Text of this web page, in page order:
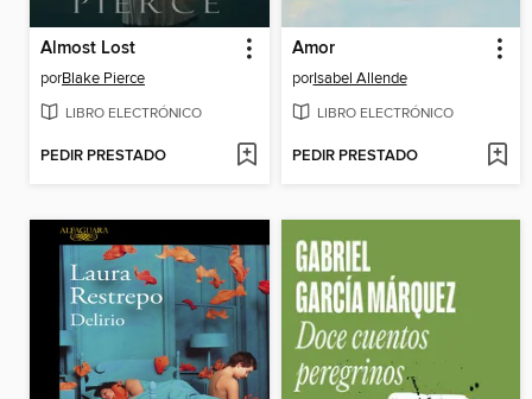
Almost Lost
porBlake Pierce
LIBRO ELECTRÓNICO
PEDIR PRESTADO
Amor
porIsabel Allende
LIBRO ELECTRÓNICO
PEDIR PRESTADO